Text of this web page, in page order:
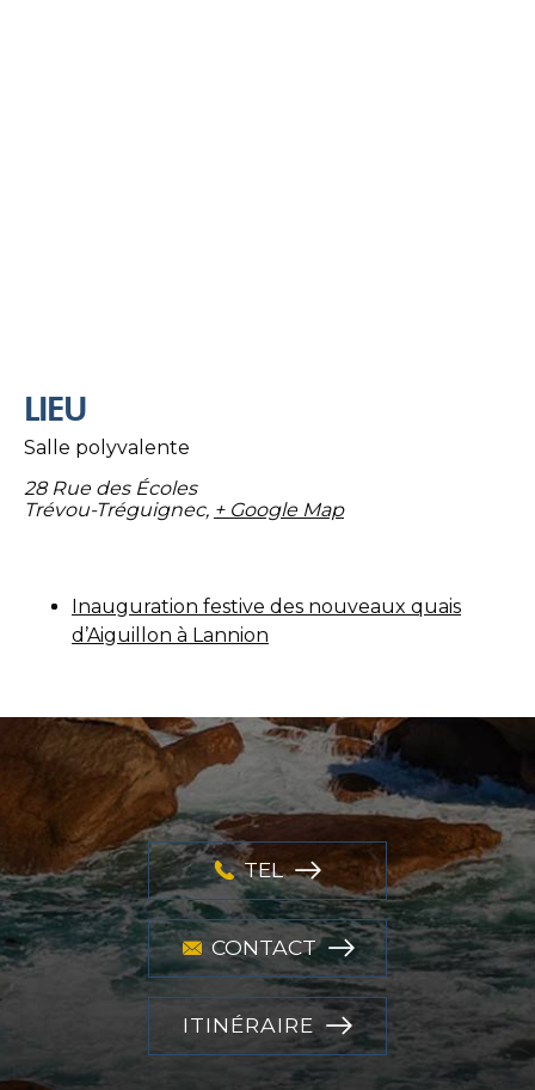
LIEU
Salle polyvalente
28 Rue des Écoles
Trévou-Tréguignec, + Google Map
Inauguration festive des nouveaux quais
d’Aiguillon à Lannion
TEL
CONTACT
ITINÉRAIRE